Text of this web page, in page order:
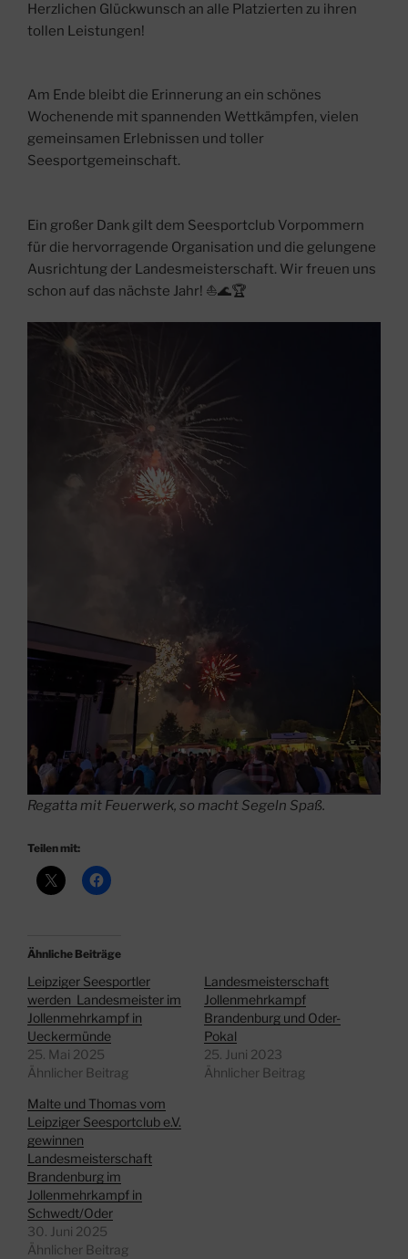
Herzlichen Glückwunsch an alle Platzierten zu ihren
tollen Leistungen!
Am Ende bleibt die Erinnerung an ein schönes
Wochenende mit spannenden Wettkämpfen, vielen
gemeinsamen Erlebnissen und toller
Seesportgemeinschaft.
Ein großer Dank gilt dem Seesportclub Vorpommern
für die hervorragende Organisation und die gelungene
Ausrichtung der Landesmeisterschaft. Wir freuen uns
schon auf das nächste Jahr! ⛵🌊🏆
Regatta mit Feuerwerk, so macht Segeln Spaß.
Teilen mit:
Ähnliche Beiträge
Leipziger Seesportler
werden Landesmeister im
Jollenmehrkampf in
Ueckermünde
25. Mai 2025
Ähnlicher Beitrag
Landesmeisterschaft
Jollenmehrkampf
Brandenburg und Oder-
Pokal
25. Juni 2023
Ähnlicher Beitrag
Malte und Thomas vom
Leipziger Seesportclub e.V.
gewinnen
Landesmeisterschaft
Brandenburg im
Jollenmehrkampf in
Schwedt/Oder
30. Juni 2025
Ähnlicher Beitrag